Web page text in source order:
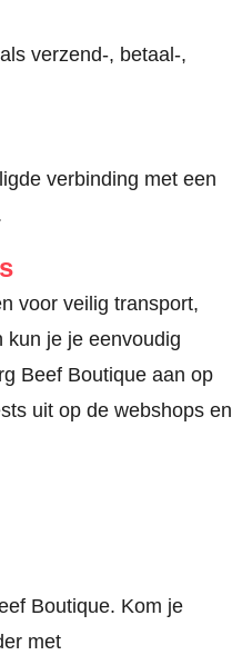
verzend-, betaal-,
verbinding met een
voor veilig transport,
kun je je eenvoudig
Beef Boutique aan op
uit op de webshops en
Boutique. Kom je
met